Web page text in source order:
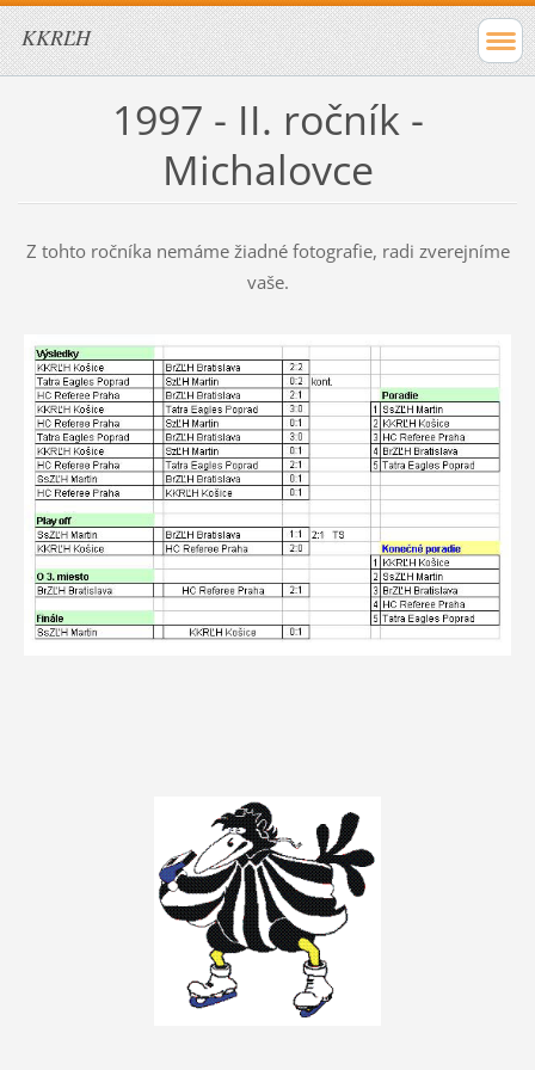
KKRĽH
1997 - II. ročník -
Michalovce
Z tohto ročníka nemáme žiadné fotografie, radi zverejníme
vaše.